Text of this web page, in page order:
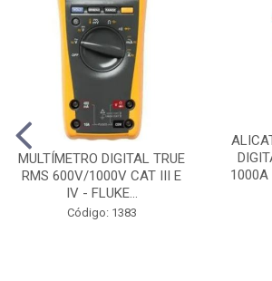
MULTÍMETRO DIGITAL TRUE
RMS 600V/1000V CAT III E
IV - FLUKE...
Código: 1383
1000A